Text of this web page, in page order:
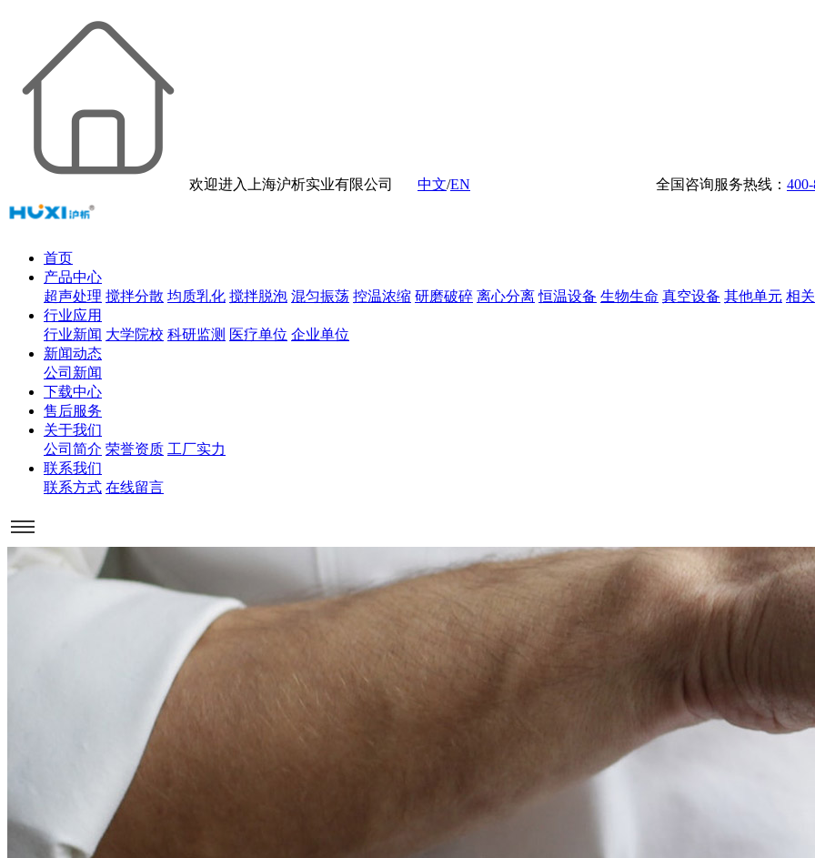
欢迎进入上海沪析实业有限公司 中文/EN 全国咨询服务热线：
首页
产品中心
超声处理 搅拌分散 均质乳化 搅拌脱泡 混匀振荡 控温浓缩 研磨破碎 离心分离 恒温设备 生物生命 真空设备 其他单元 相
行业应用
行业新闻 大学院校 科研监测 医疗单位 企业单位
新闻动态
公司新闻
下载中心
售后服务
关于我们
公司简介 荣誉资质 工厂实力
联系我们
联系方式 在线留言